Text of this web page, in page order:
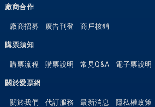
廠商合作
廠商招募 廣告刊登 商戶核銷
購票須知
購票流程 購票說明 常見Q&A 電子票說明
關於愛票網
關於我們 代訂服務 最新消息 隱私權政策